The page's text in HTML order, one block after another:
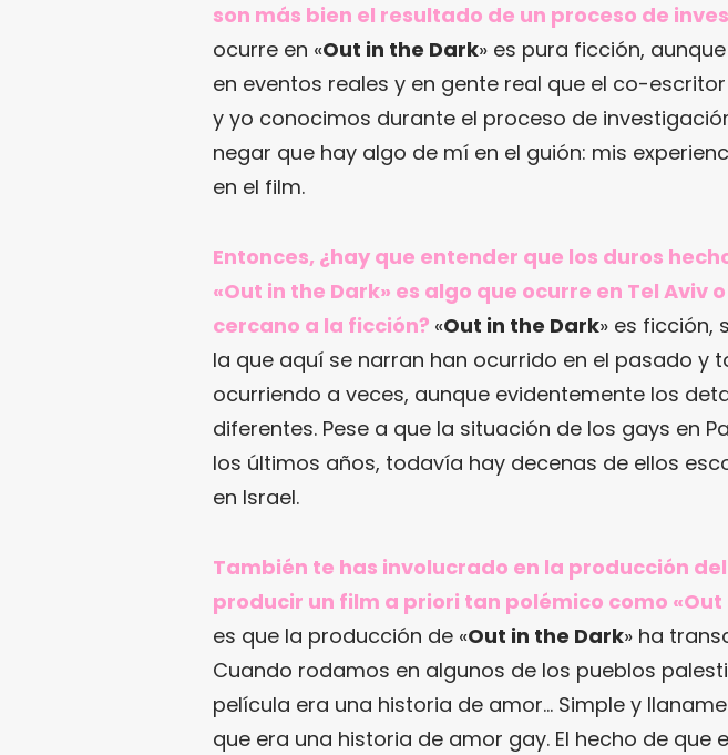
son más bien el resultado de un proceso de
ocurre en «Out in the Dark» es pura ficción,
en eventos reales y en gente real que el co-
y yo conocimos durante el proceso de
negar que hay algo de mí en el guión: mis
en el film.
Entonces, ¿hay que entender que los duros
«Out in the Dark» es algo que ocurre en Tel Aviv
cercano a la ficción? «Out in the Dark» es ficción,
la que aquí se narran han ocurrido en el pasado y
ocurriendo a veces, aunque evidentemente los
diferentes. Pese a que la situación de los gays en
los últimos años, todavía hay decenas de ellos
en Israel.
También te has involucrado en la producción
producir un film a priori tan polémico como «Out
es que la producción de «Out in the Dark» ha
Cuando rodamos en algunos de los pueblos
película era una historia de amor… Simple y
que era una historia de amor gay. El hecho de que